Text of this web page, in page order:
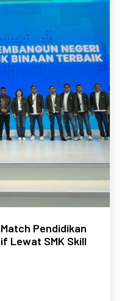
Pendidikan
Lewat SMK Skill